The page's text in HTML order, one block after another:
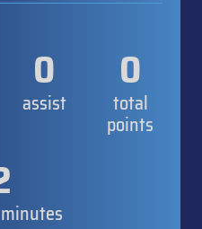
0
assist
0
total
points